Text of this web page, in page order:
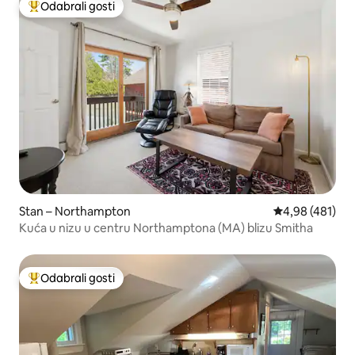
Među najviše rangiranima s oznakom „Odabrali gosti”
Odabrali gosti
Stan – Northampton Prosječna
4,98 (481)
Kuća u nizu u centru Northamptona (MA) blizu Smitha
Među najviše rangiranima s oznakom „Odabrali gosti”
Odabrali gosti